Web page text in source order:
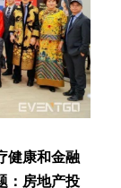
健康和金融
：房地产投